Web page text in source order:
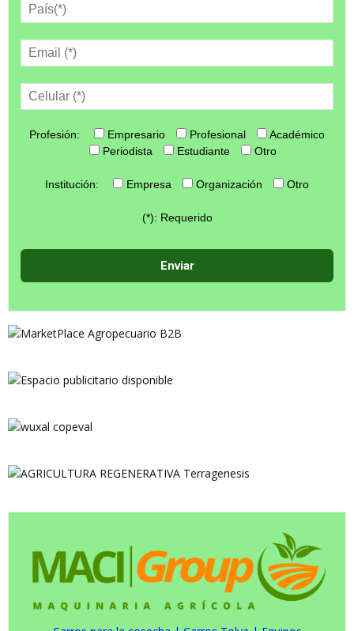
Profesión: Empresario Profesional
Académico
Periodista
Estudiante Otro
Institución: Empresa Organización Otro
(*): Requerido